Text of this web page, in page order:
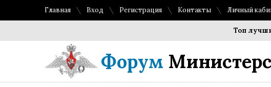
Главная Вход Регистрация Контакты Личный
Топ лучших
Форум